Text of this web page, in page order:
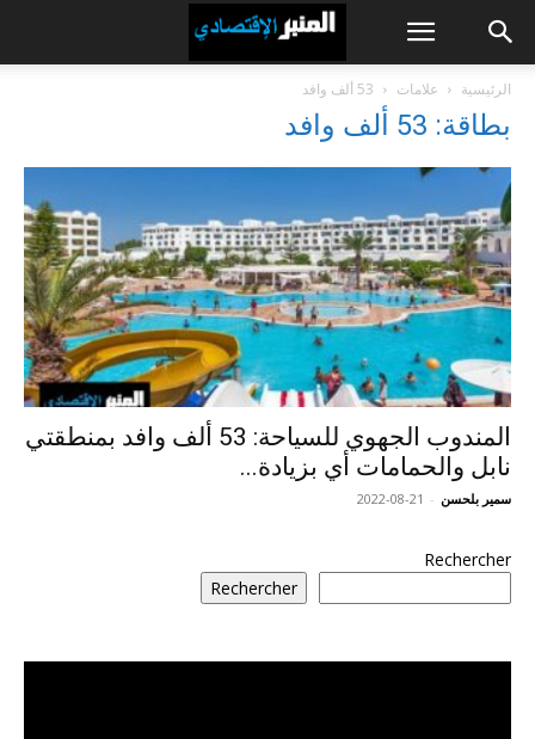
الرئيسية علامات 53 ألف وافد
بطاقة: 53 ألف وافد
المندوب الجهوي للسياحة: 53 ألف وافد بمنطقتي
نابل والحمامات أي بزيادة...
سمير بلحسن -
2022-08-21
Rechercher
Rechercher